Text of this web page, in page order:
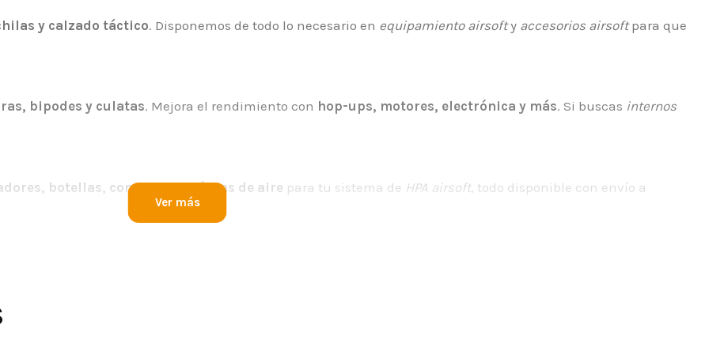
y calzado táctico. Disponemos de todo lo necesario en equipamiento airsofty accesorios airsoftpara que
bipodes y culatas. Mejora el rendimiento con hop-ups, motores, electrónica y más. Si buscas internos
botellas, conectores y líneas de aire para tu sistema de HPA airsoft, todo disponible con envío a
después de tu compra.
cliente.
Ver más